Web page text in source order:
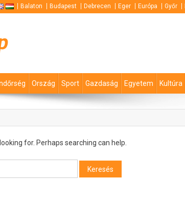
Balaton Budapest Debrecen Eger Európa Győr
Ország Sport Gazdaság Egyetem Kultúra
for. Perhaps searching can help.